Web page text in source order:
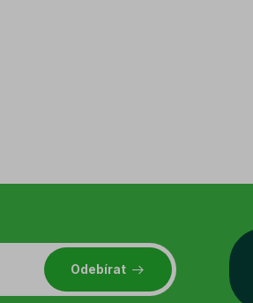
Odebírat